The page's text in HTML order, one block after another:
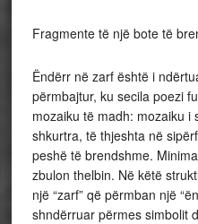
Fragmente të një bote të
Ëndërr në zarf është i
përmbajtur, ku secila poezi
mozaiku të madh: mozaiku i
shkurtra, të thjeshta në
peshë të brendshme.
zbulon thelbin. Në këtë
një “zarf” që përmban një
shndërruar përmes simbolit